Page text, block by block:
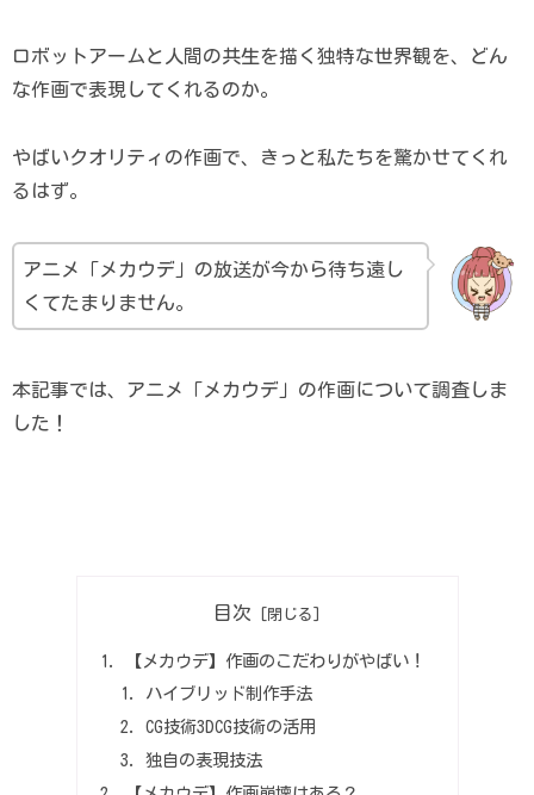
ロボットアームと人間の共生を描く独特な世界観を、どん
な作画で表現してくれるのか。
やばいクオリティの作画で、きっと私たちを驚かせてくれ
るはず。
アニメ「メカウデ」の放送が今から待ち遠し
くてたまりません。
本記事では、アニメ「メカウデ」の作画について調査しま
した！
目次
【メカウデ】作画のこだわりがやばい！
ハイブリッド制作手法
CG技術3DCG技術の活用
独自の表現技法